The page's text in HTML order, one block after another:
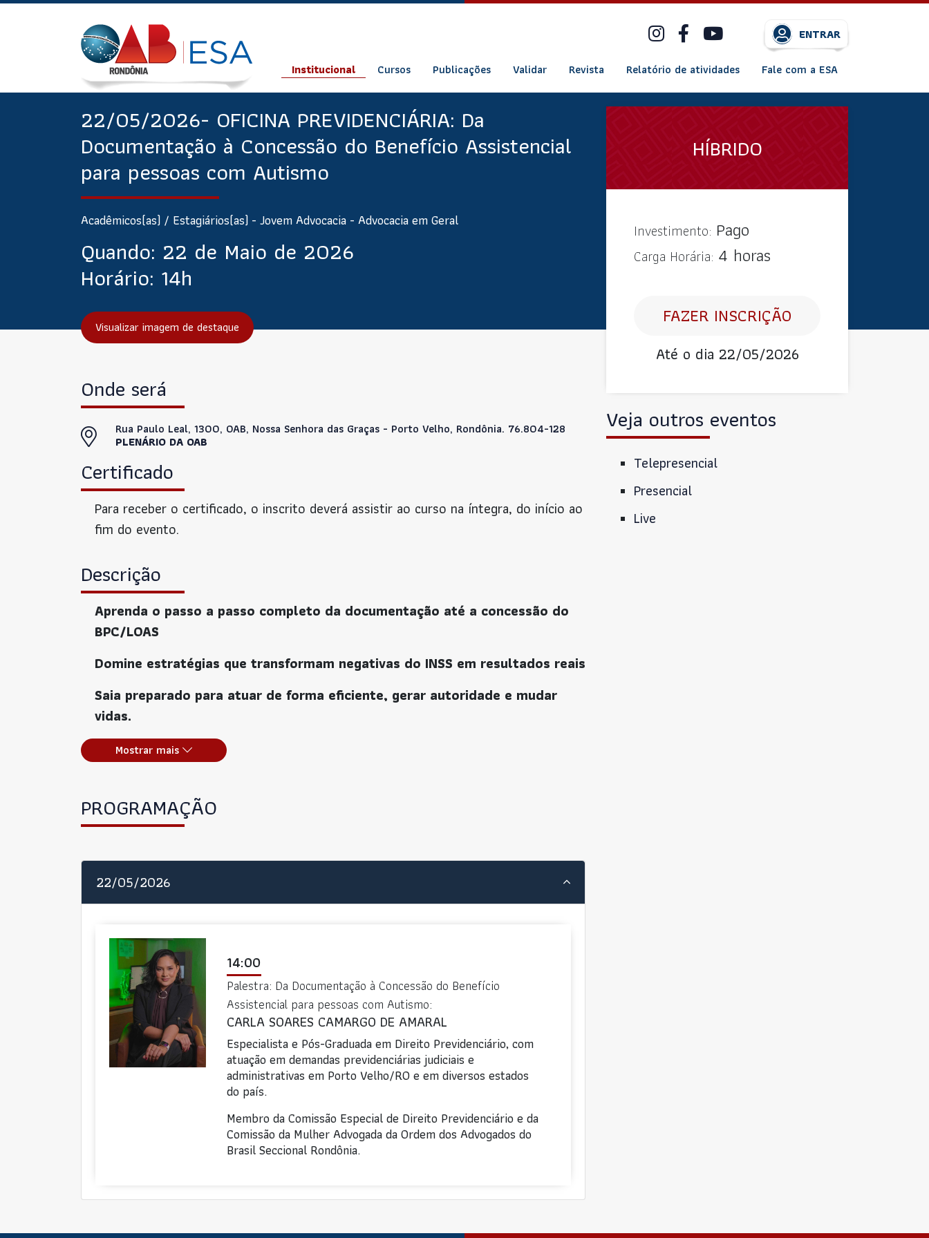
ENTRAR
Institucional Cursos Publicações Validar Revista Relatório de atividades Fale com a ESA
22/05/2026- OFICINA PREVIDENCIÁRIA: Da
Documentação à Concessão do Benefício Assistencial
para pessoas com Autismo
Acadêmicos(as) / Estagiários(as) - Jovem Advocacia - Advocacia em Geral
Quando: 22 de Maio de 2026
Horário: 14h
Visualizar imagem de destaque
Onde será
Rua Paulo Leal, 1300, OAB, Nossa Senhora das Graças - Porto Velho, Rondônia. 76.804-128
PLENÁRIO DA OAB
Certificado
Para receber o certificado, o inscrito deverá assistir ao curso na íntegra, do início ao
fim do evento.
Descrição
Aprenda o passo a passo completo da documentação até a concessão do
BPC/LOAS
Domine estratégias que transformam negativas do INSS em resultados reais
Saia preparado para atuar de forma eficiente, gerar autoridade e mudar
vidas.
autismo
Conheça todos os documentos e procedimentos que aumentam suas chances de
Torne-se referência no nicho e transforme sua advocacia em impacto social real
Mostrar mais
PROGRAMAÇÃO
22/05/2026
14:00
Palestra: Da Documentação à Concessão do Benefício
Assistencial para pessoas com Autismo:
CARLA SOARES CAMARGO DE AMARAL
Especialista e Pós-Graduada em Direito Previdenciário, com
atuação em demandas previdenciárias judiciais e
administrativas em Porto Velho/RO e em diversos estados
do país.
Membro da Comissão Especial de Direito Previdenciário e da
Comissão da Mulher Advogada da Ordem dos Advogados do
Brasil Seccional Rondônia.
HÍBRIDO
Investimento: Pago
Carga Horária: 4 horas
FAZER INSCRIÇÃO
Até o dia 22/05/2026
Veja outros eventos
Telepresencial
Presencial
Live